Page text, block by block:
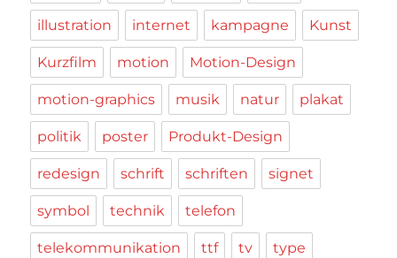
illustration internet kampagne Kunst
Kurzfilm motion Motion-Design
motion-graphics musik natur plakat
politik poster Produkt-Design
redesign schrift schriften signet
symbol technik telefon
telekommunikation ttf tv type